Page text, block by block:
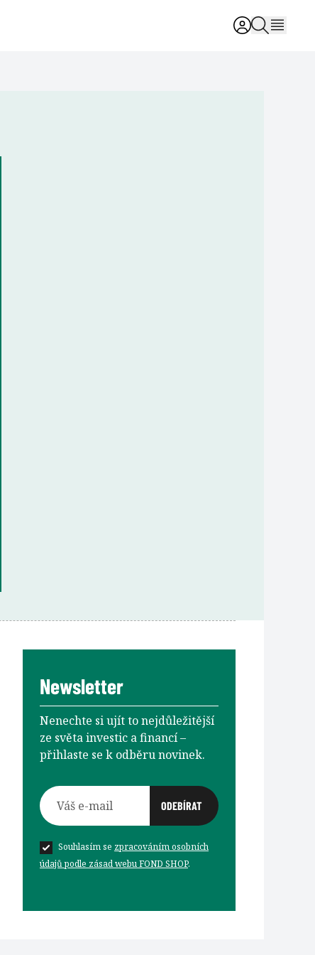
Newsletter
Nenechte si ujít to nejdůležitější
ze světa investic a financí –⁠⁠⁠⁠⁠⁠
přihlaste se k odběru novinek.
Souhlasím se zpracováním osobních
údajů podle zásad webu FOND SHOP.